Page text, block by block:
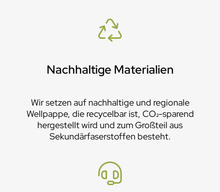
Nachhaltige Materialien
Wir setzen auf nachhaltige und regionale
Wellpappe, die recycelbar ist, CO₂-sparend
hergestellt wird und zum Großteil aus
Sekundärfaserstoffen besteht.